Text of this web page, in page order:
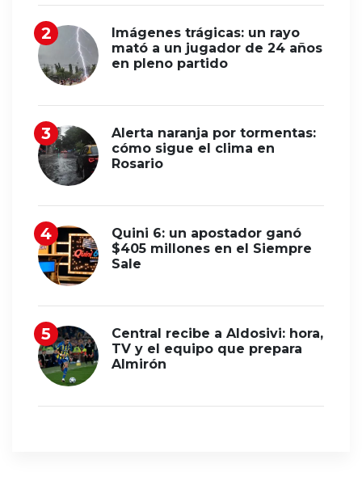
Imágenes trágicas: un rayo
mató a un jugador de 24 años
en pleno partido
Alerta naranja por tormentas:
cómo sigue el clima en
Rosario
Quini 6: un apostador ganó
$405 millones en el Siempre
Sale
Central recibe a Aldosivi: hora,
TV y el equipo que prepara
Almirón